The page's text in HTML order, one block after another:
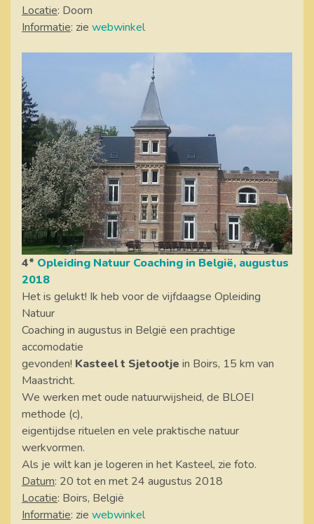
Locatie: Doorn
Informatie: zie webwinkel
4* Opleiding Natuur Coaching in België, augustus
2018
Het is gelukt! Ik heb voor de vijfdaagse Opleiding
Natuur
Coaching in augustus in België een prachtige
accomodatie
gevonden! Kasteel t Sjetootje in Boirs, 15 km van
Maastricht.
We werken met oude natuurwijsheid, de BLOEI
methode (c),
eigentijdse rituelen en vele praktische natuur
werkvormen.
Als je wilt kan je logeren in het Kasteel, zie foto.
Datum: 20 tot en met 24 augustus 2018
Locatie: Boirs, België
Informatie: zie webwinkel